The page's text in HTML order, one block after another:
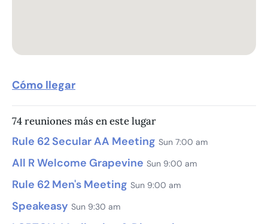
Cómo llegar
74 reuniones más en este lugar
Rule 62 Secular AA Meeting Sun 7:00 am
All R Welcome Grapevine Sun 9:00 am
Rule 62 Men's Meeting Sun 9:00 am
Speakeasy Sun 9:30 am